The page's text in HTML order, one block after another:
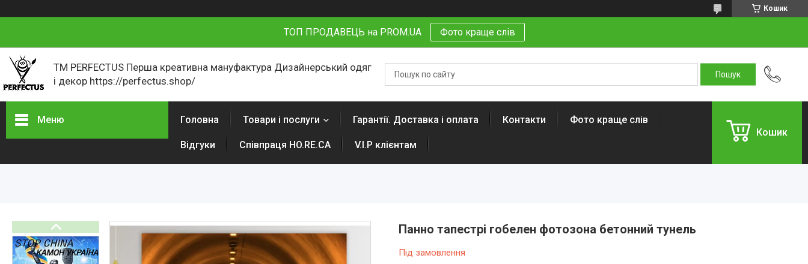
Кошик
ТОП ПРОДАВЕЦЬ на PROM.UA Фото краще слів
ТМ PERFECTUS Перша креативна мануфактура Дизайнерський одяг
і декор https://perfectus.shop/
Меню
Портфоліо
Фотогалерея
Головна Товари і послуги Гарантії. Доставка і оплата Контакти Фото краще слів
Відгуки Співпраця HO.RE.CA V.I.P клієнтам
Кошик
Панно тапестрі гобелен фотозона бетонний тунель
Під замовлення